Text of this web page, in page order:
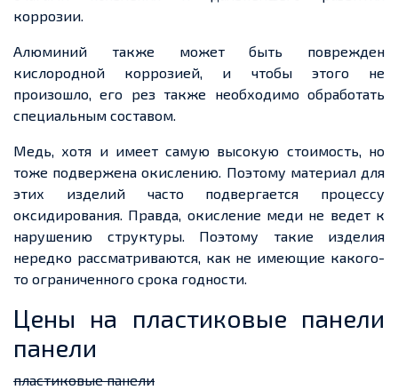
коррозии.
Алюминий также может быть поврежден
кислородной коррозией, и чтобы этого не
произошло, его рез также необходимо обработать
специальным составом.
Медь, хотя и имеет самую высокую стоимость, но
тоже подвержена окислению. Поэтому материал для
этих изделий часто подвергается процессу
оксидирования. Правда, окисление меди не ведетк
нарушению структуры. Поэтому такие изделия
нередко рассматриваются, как не имеющие какого-
то ограниченного срока годности.
Цены на пластиковые панели
панели
пластиковые панели